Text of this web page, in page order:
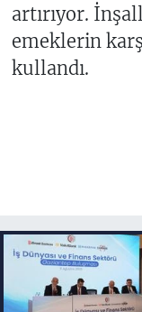
artırıyor.
emeklerin
kullandı.